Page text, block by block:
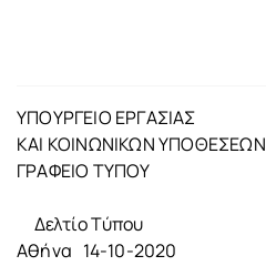
ΥΠΟΥΡΓΕΙΟ EΡΓΑΣΙΑΣ
ΚΑΙ ΚΟΙΝΩΝΙΚΩΝ ΥΠΟΘΕΣΕΩΝ
ΓΡΑΦΕΙΟ ΤΥΠΟΥ
Δελτίο Τύπου
Αθήνα 14-10-2020